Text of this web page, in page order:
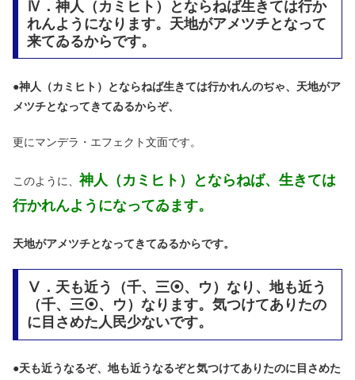
Ⅳ．神人（カミヒト）とならねば生きては行か
れんようになります。天地がアメツチとなって
来てゐるからです。
●神人（カミヒト）とならねば生きては行かれんのぢゃ、天地がア
メツチとなってきてゐるからぞ、
更にマンデラ・エフェクト文面です。
このように、 神人（カミヒト）とならねば、生きては
行かれんようになってゐます。
天地がアメツチとなってきてゐるからです。
Ⅴ．天も近う（千、三⦿、ウ）なり、地も近う
（千、三⦿、ウ）なります。気つけてありたの
に目さめた人民少ないです。
●天も近うなるぞ、地も近うなるぞと気つけてありたのに目さめた